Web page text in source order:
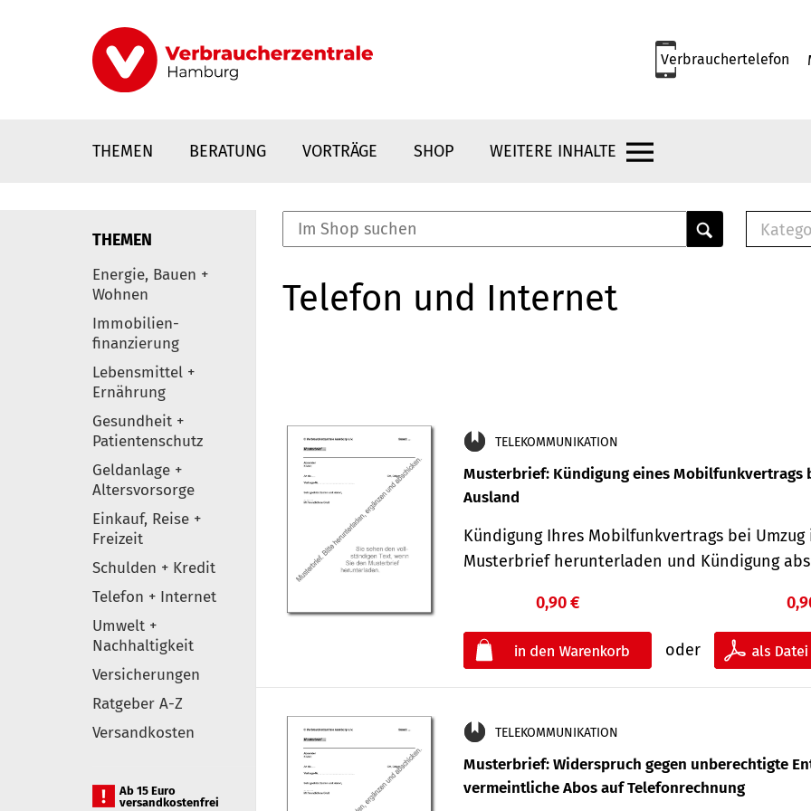
Verbrauchertelefon
THEMEN BERATUNG VORTRÄGE SHOP WEITERE INHALTE
Elemente
THEMEN
Energie, Bauen +
Wohnen
Immobilien-
finanzierung
Lebensmittel +
Ernährung
Gesundheit +
Patientenschutz
Geldanlage +
Altersvorsorge
Einkauf, Reise +
Freizeit
Schulden + Kredit
Telefon + Internet
Umwelt +
Nachhaltigkeit
Versicherungen
Ratgeber A-Z
Versandkosten
Ab 15 Euro
versandkostenfrei
Telefon und Internet
TELEKOMMUNIKATION
Musterbrief: Kündigung eines Mobilfunkvertrags
Ausland
Kündigung Ihres Mobilfunkvertrags bei Umzug
Musterbrief herunterladen und Kündigung
0,90 €
oder
TELEKOMMUNIKATION
Musterbrief: Widerspruch gegen unberechtigte
vermeintliche Abos auf Telefonrechnung